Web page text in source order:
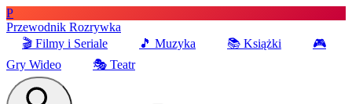
P
Przewodnik Rozrywka
🎬 Filmy i Seriale 🎵 Muzyka 📚 Książki
🎮
Gry Wideo
🎭 Teatr